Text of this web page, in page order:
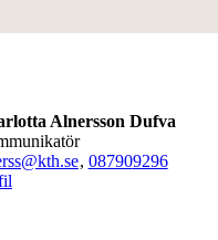
Alnersson Dufva
, 087909296